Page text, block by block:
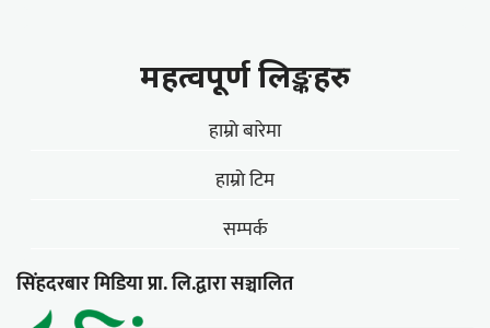
महत्वपूर्ण लिङ्कहरु
हाम्राे बारेमा
हाम्राे टिम
सम्पर्क
सिंहदरबार मिडिया प्रा. लि.द्वारा सञ्चालित